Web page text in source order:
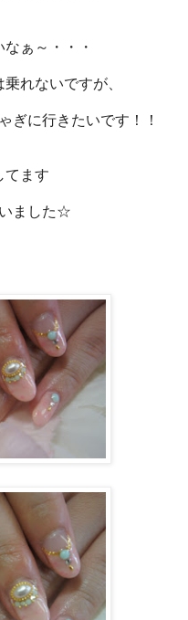
ぁ～・・・
れないですが、
ぎに行きたいです！！
てます
ました☆